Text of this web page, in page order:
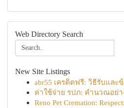
Web Directory Search
New Site Listings
abr55 เครดิตฟรี: วิธีรับและ
ค่าใช้จ่าย รปภ: คำนวณอย่
Reno Pet Cremation: